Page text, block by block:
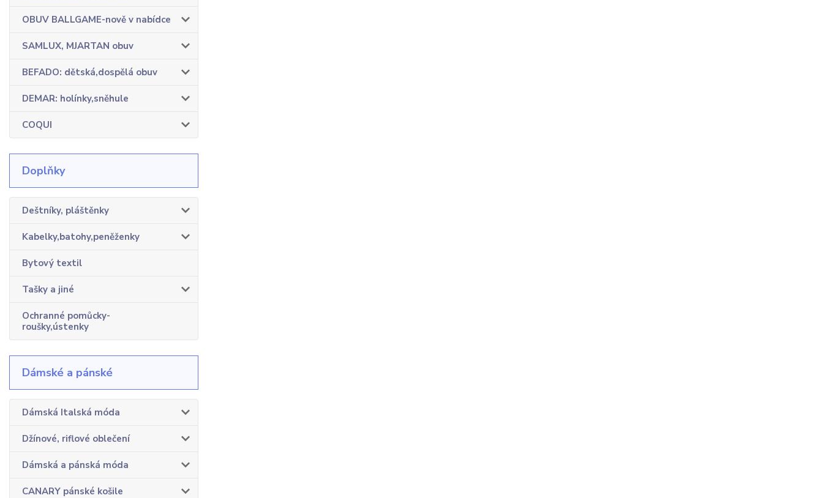
OBUV BALLGAME-nově v nabídce
SAMLUX, MJARTAN obuv
BEFADO: dětská,dospělá obuv
DEMAR: holínky,sněhule
COQUI
Doplňky
Deštníky, pláštěnky
Kabelky,batohy,peněženky
Bytový textil
Tašky a jiné
Ochranné pomůcky-
roušky,ústenky
Dámské a pánské
Dámská Italská móda
Džínové, riflové oblečení
Dámská a pánská móda
CANARY pánské košile